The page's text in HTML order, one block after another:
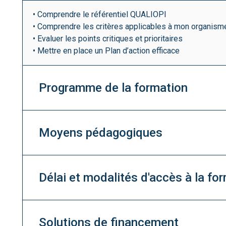
• Comprendre le référentiel QUALIOPI
• Comprendre les critères applicables à mon
• Evaluer les points critiques et prioritaires
• Mettre en place un Plan d’action efficace
Programme de la formation
Moyens pédagogiques
Délai et modalités d'accès à la
Solutions de financement